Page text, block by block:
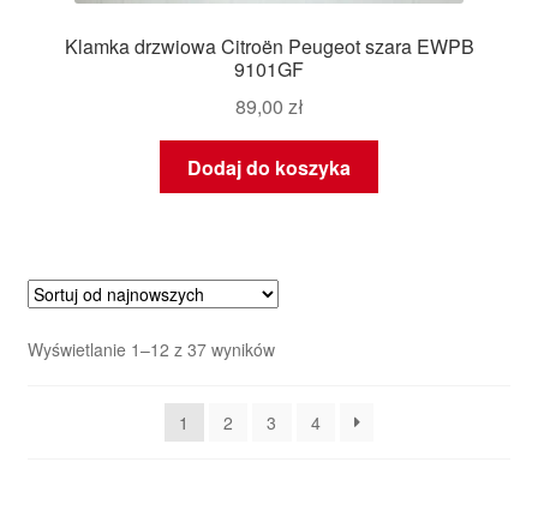
Klamka drzwiowa Citroën Peugeot szara EWPB
9101GF
89,00 zł
Dodaj do koszyka
Wyświetlanie 1–12 z 37 wynikówPosortowane
1
2 3 4